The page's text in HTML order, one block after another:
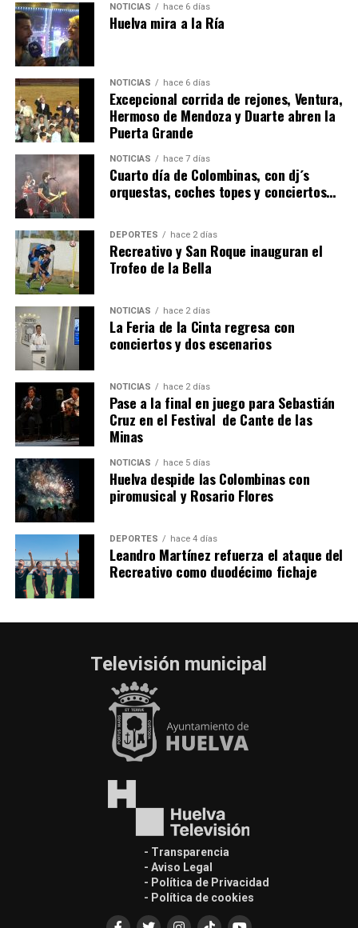
6º DÍA DE LAS FIESTAS COLOMBINAS 2026
hace 5 días Huelvatv
QUINTA CORRIDA DE LAS FIESTAS COLOMBINAS
2026
hace 6 días· Huelvatv
NOTICIAS hace 6 días
Huelva mira a la Ría
NOTICIAS hace 6 días
Excepcional corrida de rejones, Ventura,
Hermoso de Mendoza y Duarte abren la
Puerta Grande
NOTICIAS hace 7 días
Cuarto día de Colombinas, con dj´s
orquestas, coches topes y conciertos…
DEPORTES hace 2 días
Recreativo y San Roque inauguran el
Trofeo de la Bella
NOTICIAS hace 2 días
La Feria de la Cinta regresa con
conciertos y dos escenarios
NOTICIAS hace 2 días
Pase a la final en juego para Sebastián
Cruz en el Festival de Cante de las
Minas
NOTICIAS hace 5 días
Huelva despide las Colombinas con
piromusical y Rosario Flores
DEPORTES hace 4 días
Leandro Martínez refuerza el ataque del
Recreativo como duodécimo fichaje
Televisión municipal
- Transparencia
- Aviso Legal
- Política de Privacidad
- Política de cookies